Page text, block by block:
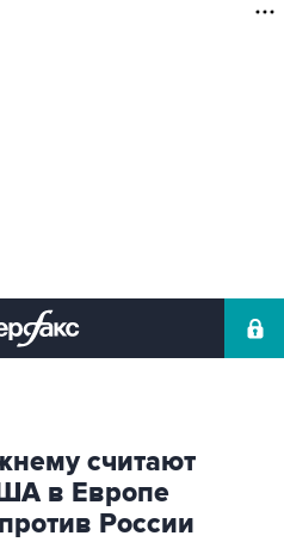
считают
в Европе
России